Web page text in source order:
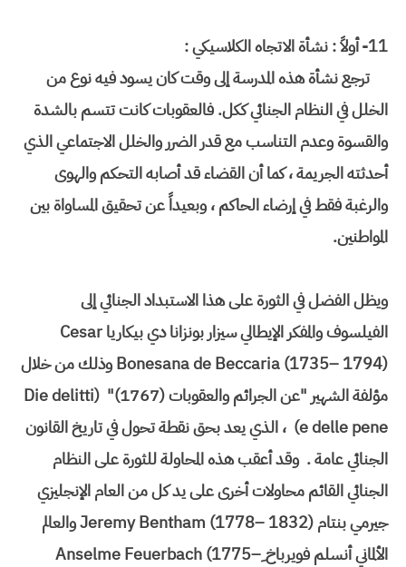
11- أولاً : نشأة الاتجاه الكلاسيكي :
ترجع نشأة هذه المدرسة إلى وقت كان يسود فيه نوع من
الخلل في النظام الجنائي ككل. فالعقوبات كانت تتسم بالشدة
والقسوة وعدم التناسب مع قدر الضرر والخلل الاجتماعي الذي
أحدثته الجريمة ، كما أن القضاء قد أصابه التحكم والهوى
والرغبة فقط في إرضاء الحاكم ، وبعيداً عن تحقيق المساواة بين
المواطنين.
ويظل الفضل في الثورة على هذا الاستبداد الجنائي إلى
الفيلسوف والمفكر الإيطالي سيزار بونزانا دي بيكاريا Cesar
Bonesana de Beccaria (1735– 1794) وذلك من خلال
مؤلفة الشهير "عن الجرائم والعقوبات (1767)" (Die delitti
e delle pene) ، الذي يعد بحق نقطة تحول في تاريخ القانون
الجنائي عامة . وقد أعقب هذه المحاولة للثورة على النظام
الجنائي القائم محاولات أخرى على يد كل من العام الإنجليزي
جيرمي بنتام Jeremy Bentham (1778– 1832) والعالم
الألماني أنسلم فويرباخ ِAnselme Feuerbach (1775–